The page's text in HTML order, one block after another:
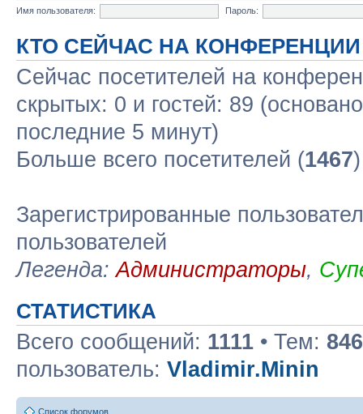
Имя пользователя:
Пароль:
КТО СЕЙЧАС НА КОНФЕРЕНЦИИ
Сейчас посетителей на
скрытых: 0 и гостей: 89
последние 5 минут)
Больше всего посетителей (1467
Зарегистрированные
пользователей
Легенда:Администраторы,
СТАТИСТИКА
Всего сообщений: 1111 • Тем: 846
пользователь: Vladimir.Minin
Список форумов